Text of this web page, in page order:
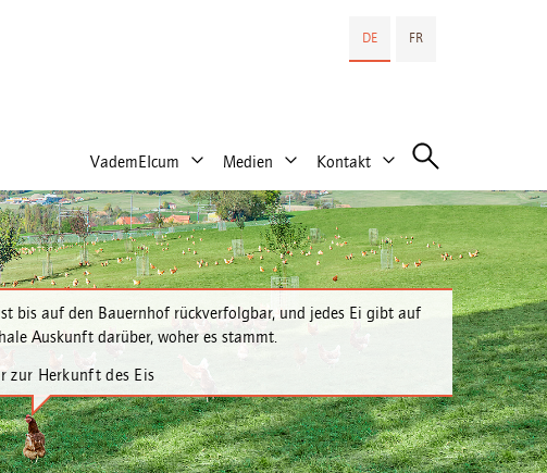
DE FR
VademEIcum Medien Kontakt
bis auf den Bauernhof rückverfolgbar, und jedes Ei gibt auf
Auskunft darüber, woher es stammt.
zur Herkunft des Eis